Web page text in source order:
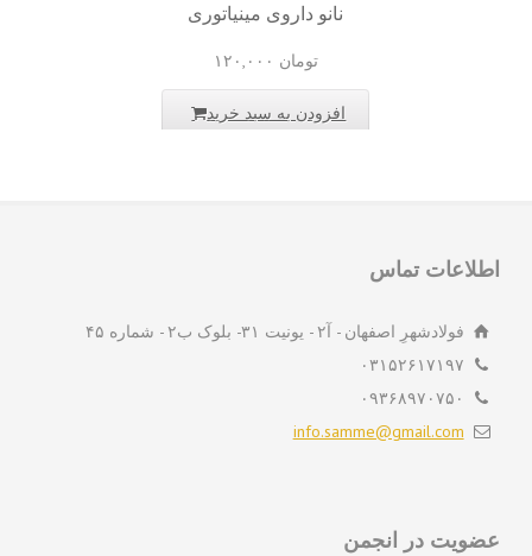
نانو داروی مینیاتوری
۱۲۰,۰۰۰
افزودن به سبد خرید
تماس
فولادشهرِ اصفهان - آ۲ - یونیت ۳۱- بلوک ب۲ - شماره ۴۵
۰۳۱۵۲۶۱۷۱۹۷
۰۹۳۶۸۹۷۰۷۵۰
info.samme@gmail.com
در انجمن